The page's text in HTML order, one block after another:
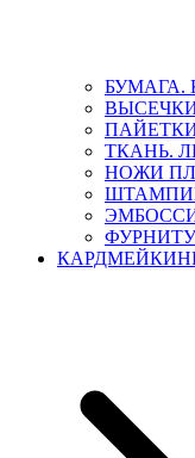
БУМАГА.
ТКАНЬ.
НОЖИ